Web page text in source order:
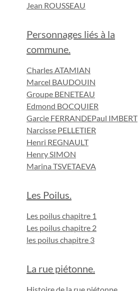
Jean ROUSSEAU
Personnages liés à la
commune.
Charles ATAMIAN
Marcel BAUDOUIN
Groupe BENETEAU
Edmond BOCQUIER
Garcie FERRANDEPaul IMBERT
Narcisse PELLETIER
Henri REGNAULT
Henry SIMON
Marina TSVETAEVA
Les Poilus.
Les poilus chapitre 1
Les poilus chapitre 2
les poilus chapitre 3
La rue piétonne.